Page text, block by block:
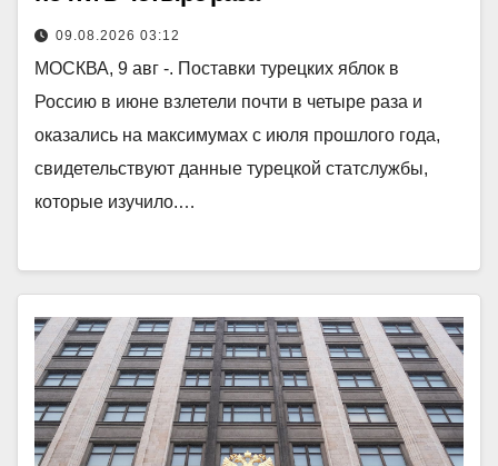
09.08.2026 03:12
МОСКВА, 9 авг -. Поставки турецких яблок в
Россию в июне взлетели почти в четыре раза и
оказались на максимумах с июля прошлого года,
свидетельствуют данные турецкой статслужбы,
которые изучило.…